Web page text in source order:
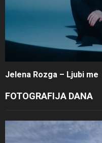
Jelena Rozga – Ljubi me
FOTOGRAFIJA DANA